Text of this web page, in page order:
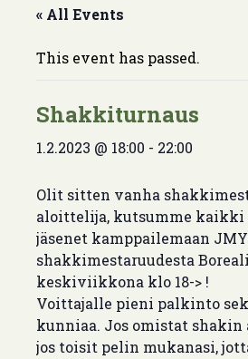
« All Events
This event has passed.
Shakkiturnaus
1.2.2023 @ 18:00 - 22:00
Olit sitten vanha
aloittelija, kutsumme kaikki
jäsenet kamppailemaan
shakkimestaruudesta
keskiviikkona klo 18-> !
Voittajalle pieni palkinto
kunniaa. Jos omistat
jos toisit pelin mukanasi,